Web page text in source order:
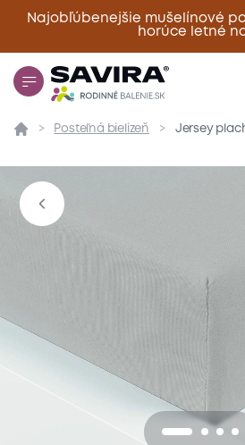
Najobľúbenejšie mušelínové
horúce letné
Prehľad Parametre
Posteľná bielizeň Jersey